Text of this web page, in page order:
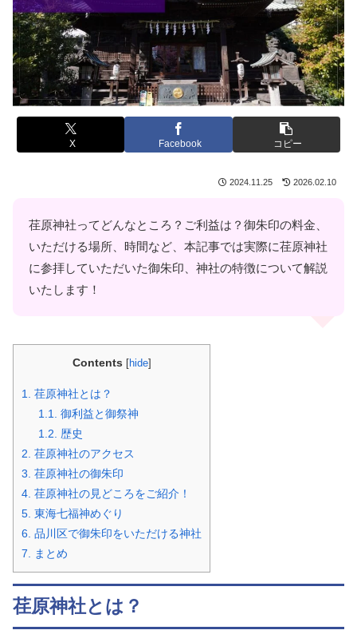
X Facebook コピー
2024.11.25 2026.02.10
荏原神社ってどんなところ？ご利益は？御朱印の料金、
いただける場所、時間など、本記事では実際に荏原神社
に参拝していただいた御朱印、神社の特徴について解説
いたします！
Contents [hide]
1. 荏原神社とは？
1.1. 御利益と御祭神
1.2. 歴史
2. 荏原神社のアクセス
3. 荏原神社の御朱印
4. 荏原神社の見どころをご紹介！
5. 東海七福神めぐり
6. 品川区で御朱印をいただける神社
7. まとめ
荏原神社とは？